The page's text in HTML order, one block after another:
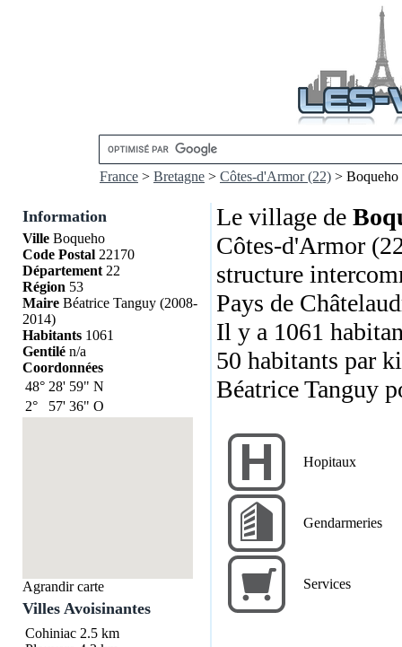
France > Bretagne > Côtes-d'Armor (22) > Boqueho
Information
VilleBoqueho
Code Postal22170
Département22
Région 53
MaireBéatrice Tanguy (2008-
2014)
Habitants1061
Gentilén/a
Coordonnées
48° 28' 59" N
2°
57' 36" O
Agrandir carte
Villes Avoisinantes
Cohiniac2.5 km
Le village de
Côtes-d'Armor
structure
Pays de
Il y a 1061
50 habitants par
Béatrice Tanguy
Hopitaux
Gendarmeries
Services